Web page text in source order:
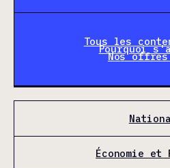
Tous les
Pourquoi
Nos
Économie et